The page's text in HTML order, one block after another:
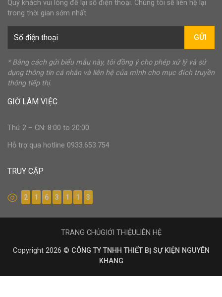
Quý khách vui lòng để lại số điện thoại. Chúng tôi sẽ liên hệ lại
trong thời gian sớm nhất.
GỬI
* Bằng cách gửi biểu mẫu này, tôi đồng ý cho phép xử lý và sử
dụng thông tin cá nhân và liên hệ của mình cho mục đích truyền
thông tiếp thị.
GIỜ LÀM VIỆC
Thứ 2 – CN: 8:00 to 20:00
Hỗ trợ qua hotline 0933.653.754
TRUY CẬP
2 1 6 3 1 1 3
Copyright 2026 © CÔNG TY TNHH THIẾT BỊ SỰ KIỆN NGUYÊN
KHANG
TRANG CHỦGIỚI THIỆULIÊN HỆ